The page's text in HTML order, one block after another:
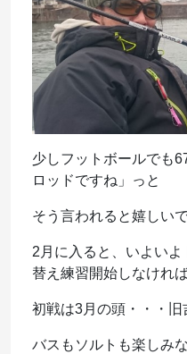
少しフットボールでも
ロッドですね」っと
そう言われると嬉しいで
2月に入ると、いよい
替え練習開始しなければ
初戦は3月の頭・・・旧
バスもソルトも楽しみ